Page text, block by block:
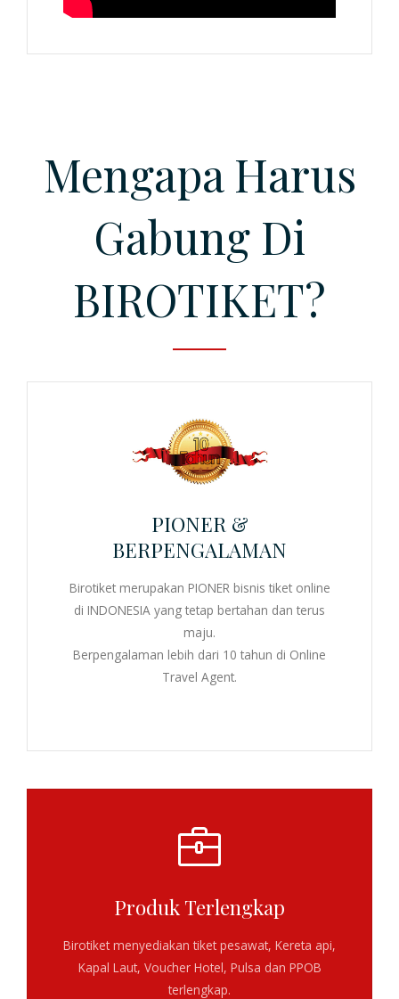
Mengapa Harus
Gabung Di
BIROTIKET?
PIONER &
BERPENGALAMAN
Birotiket merupakan PIONER bisnis tiket online
di INDONESIA yang tetap bertahan dan terus
maju.
Berpengalaman lebih dari 10 tahun di Online
Travel Agent.
Produk Terlengkap
Birotiket menyediakan tiket pesawat, Kereta api,
Kapal Laut, Voucher Hotel, Pulsa dan PPOB
terlengkap.